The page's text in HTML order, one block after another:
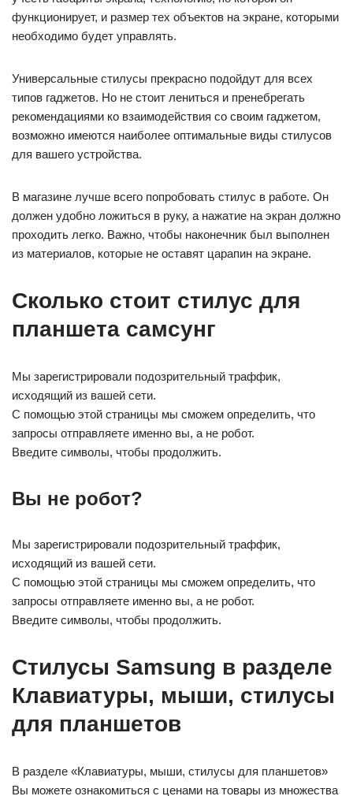
функционирует, и размер тех объектов на экране, которыми
необходимо будет управлять.
Универсальные стилусы прекрасно подойдут для всех
типов гаджетов. Но не стоит лениться и пренебрегать
рекомендациями ко взаимодействия со своим гаджетом,
возможно имеются наиболее оптимальные виды стилусов
для вашего устройства.
В магазине лучше всего попробовать стилус в работе. Он
должен удобно ложиться в руку, а нажатие на экран должно
проходить легко. Важно, чтобы наконечник был выполнен
из материалов, которые не оставят царапин на экране.
Сколько стоит стилус для
планшета самсунг
Мы зарегистрировали подозрительный траффик,
исходящий из вашей сети.
С помощью этой страницы мы сможем определить, что
запросы отправляете именно вы, а не робот.
Введите символы, чтобы продолжить.
Вы не робот?
Мы зарегистрировали подозрительный траффик,
исходящий из вашей сети.
С помощью этой страницы мы сможем определить, что
запросы отправляете именно вы, а не робот.
Введите символы, чтобы продолжить.
Стилусы Samsung в разделе
Клавиатуры, мыши, стилусы
для планшетов
В разделе «Клавиатуры, мыши, стилусы для планшетов»
Вы можете ознакомиться с ценами на товары из множества